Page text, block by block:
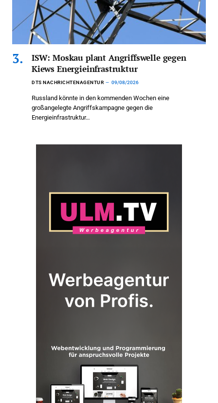
ISW: Moskau plant Angriffswelle gegen
Kiews Energieinfrastruktur
DTS NACHRICHTENAGENTUR 09/08/2026
Russland könnte in den kommenden Wochen eine
großangelegte Angriffskampagne gegen die
Energieinfrastruktur…